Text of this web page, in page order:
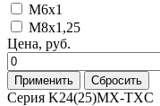
M6x1
M8x1,25
Цена, руб.
Применить Сбросить
Серия K24(25)MX-TXC